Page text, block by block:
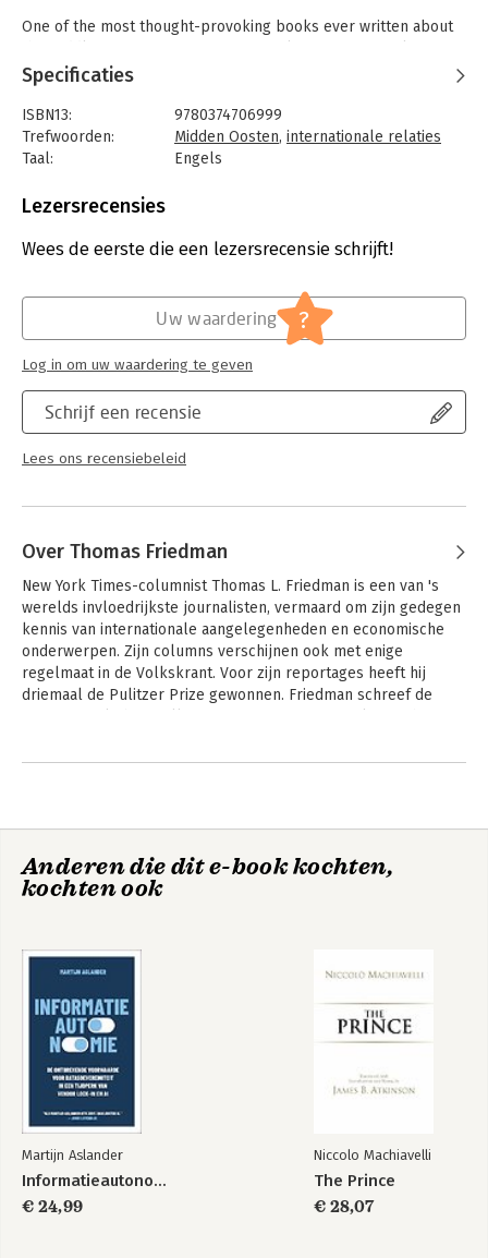
One of the most thought-provoking books ever written about
understanding of this complex and volatile region of the world.
Three-time Pulitzer Prize winner Thomas L. Friedman drew
upon his ten years of experience reporting from Lebanon and
Israel to write this now-classic work of journalism. In a new
afterword, he updates his journey with a fresh discussion of the
Arab Awakenings and how they are transforming the area, and a
new look at relations between Israelis and Palestinians, and
Israelis and Israelis.
Beirut to Jerusalem will continue to shape how we see the
Middle East for many years to come. &quote;If you're only
going to read one book on the Middle East, this is it.&quote;--
Seymour M. Hersh
Specificaties
ISBN13:
9780374706999
Trefwoorden:
Midden Oosten, internationale relaties
Taal:
Engels
Beveiliging:
Aantal pagina's:
560
Verschijningsdatum:
1-4-2010
Hoofdrubriek:
Lezersrecensies
Wees de eerste die een lezersrecensie schrijft!
Schrijf een recensie
Lees ons recensiebeleid
Uw waardering ?
Log in om uw waardering te geven
Over Thomas Friedman
New York Times-columnist Thomas L. Friedman is een van 's
werelds invloedrijkste journalisten, vermaard om zijn gedegen
kennis van internationale aangelegenheden en economische
onderwerpen. Zijn columns verschijnen ook met enige
regelmaat in de Volkskrant. Voor zijn reportages heeft hij
driemaal de Pulitzer Prize gewonnen. Friedman schreef de
World Is Flat' werd bekroond met de eerste Financial Times
'one of America's Best Leaders'.
Andere boeken door Thomas
Hot, Flat, &
Crowded
Anderen die dit e-book kochten,
kochten ook
Martijn Aslander
Informatieautonomie
€ 24,99
Niccolo Machiavelli
The Prince
€ 28,07